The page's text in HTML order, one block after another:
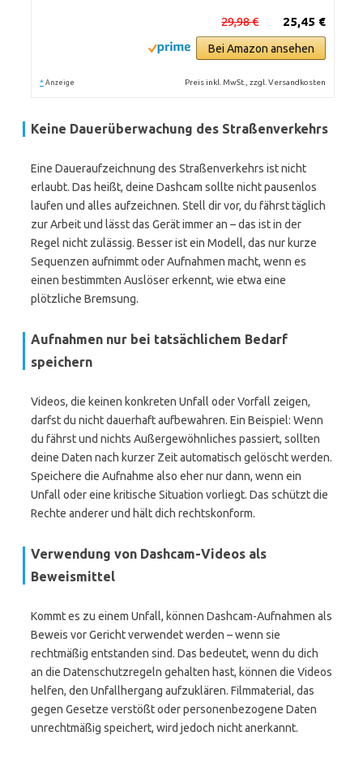
25,45 €
29,98 €
Bei Amazon ansehen
* Anzeige Preis inkl. MwSt., zzgl. Versandkosten
Keine Dauerüberwachung des Straßenverkehrs
Eine Daueraufzeichnung des Straßenverkehrs ist nicht
erlaubt. Das heißt, deine Dashcam sollte nicht pausenlos
laufen und alles aufzeichnen. Stell dir vor, du fährst täglich
zur Arbeit und lässt das Gerät immer an – das ist in der
Regel nicht zulässig. Besser ist ein Modell, das nur kurze
Sequenzen aufnimmt oder Aufnahmen macht, wenn es
einen bestimmten Auslöser erkennt, wie etwa eine
plötzliche Bremsung.
Aufnahmen nur bei tatsächlichem Bedarf
speichern
Videos, die keinen konkreten Unfall oder Vorfall zeigen,
darfst du nicht dauerhaft aufbewahren. Ein Beispiel: Wenn
du fährst und nichts Außergewöhnliches passiert, sollten
deine Daten nach kurzer Zeit automatisch gelöscht werden.
Speichere die Aufnahme also eher nur dann, wenn ein
Unfall oder eine kritische Situation vorliegt. Das schützt die
Rechte anderer und hält dich rechtskonform.
Verwendung von Dashcam-Videos als
Beweismittel
Kommt es zu einem Unfall, können Dashcam-Aufnahmen als
Beweis vor Gericht verwendet werden – wenn sie
rechtmäßig entstanden sind. Das bedeutet, wenn du dich
an die Datenschutzregeln gehalten hast, können die Videos
helfen, den Unfallhergang aufzuklären. Filmmaterial, das
gegen Gesetze verstößt oder personenbezogene Daten
unrechtmäßig speichert, wird jedoch nicht anerkannt.